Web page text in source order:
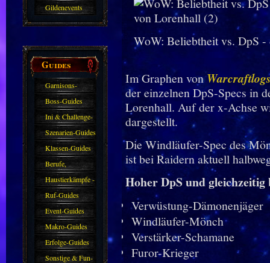
Gildenevents
Guides
Garnisons-
Guides
Boss-Guides
Ini & Challenge-
Guides
Szenarien-Guides
Klassen-Guides
Berufe,
Farmkarten und
Haustiere
Haustierkämpfe -
Guide
Ruf-Guides
Event-Guides
Makro-Guides
Erfolge-Guides
Sonstige & Fun-
WoW: Beliebtheit vs. DpS
Im Graphen von
der einzelnen DpS-Specs in
Lorenhall. Auf der x-Achse
dargestellt.
Die Windläufer-Spec des
ist bei Raidern aktuell
Hoher DpS und gleichzeitig
Verwüstung-Dämonenjäger
Windläufer-Mönch
Verstärker-Schamane
Furor-Krieger